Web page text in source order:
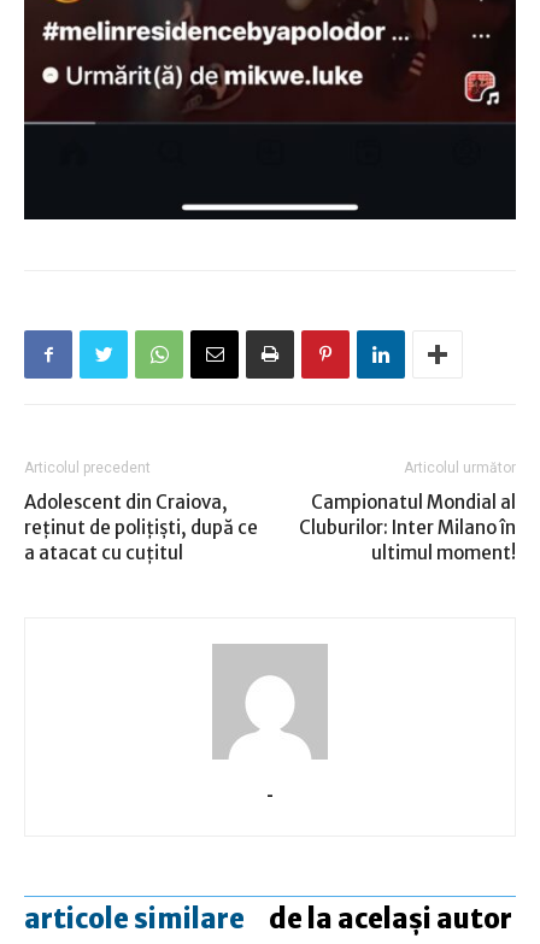
Articolul precedent
Adolescent din Craiova,
reţinut de poliţişti, după ce
a atacat cu cuţitul
Articolul următor
Campionatul Mondial al
Cluburilor: Inter Milano în
ultimul moment!
-
articole similare de la același autor